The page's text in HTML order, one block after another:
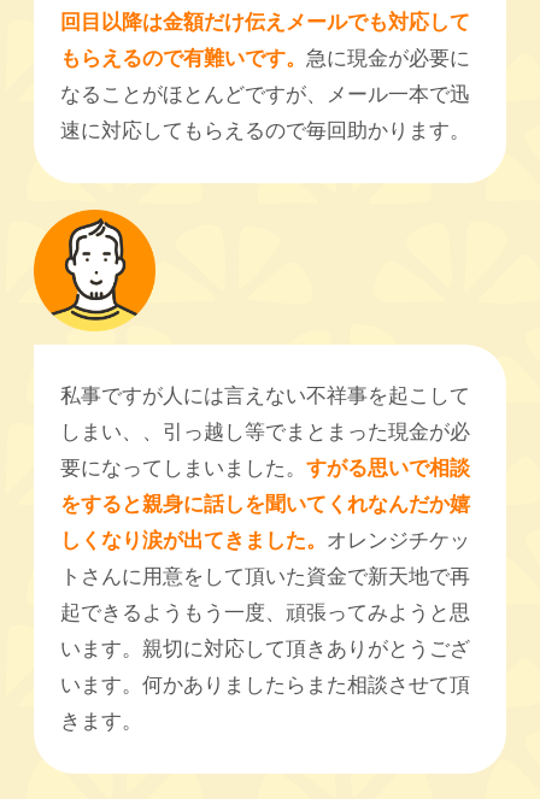
回目以降は金額だけ伝えメールでも対応して
もらえるので有難いです。 急に現金が必要に
なることがほとんどですが、メール一本で迅
速に対応してもらえるので毎回助かります。
私事ですが人には言えない不祥事を起こして
しまい、、引っ越し等でまとまった現金が必
要になってしまいました。すがる思いで相談
をすると親身に話しを聞いてくれなんだか嬉
しくなり涙が出てきました。 オレンジチケッ
トさんに用意をして頂いた資金で新天地で再
起できるようもう一度、頑張ってみようと思
います。親切に対応して頂きありがとうござ
います。何かありましたらまた相談させて頂
きます。